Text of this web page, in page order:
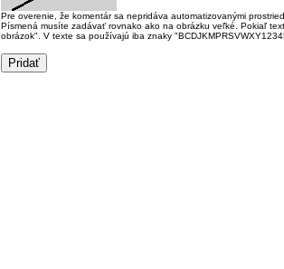
Pre overenie, že komentár sa nepridáva automatizovanými
Písmená musíte zadávať rovnako ako na obrázku veľké. Pokiaľ
obrázok". V texte sa používajú iba znaky